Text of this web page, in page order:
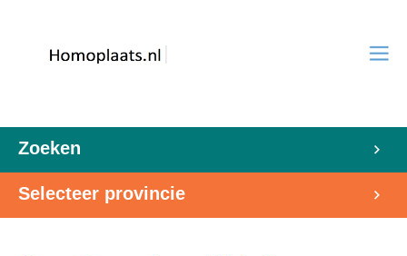
Zoeken
Selecteer provincie